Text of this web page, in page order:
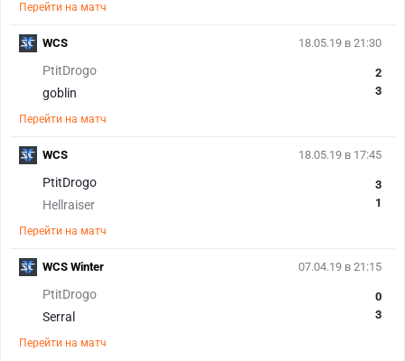
Перейти на матч
18.05.19 в 21:30
PtitDrogo
goblin
2
3
Перейти на матч
WCS
18.05.19 в 17:45
PtitDrogo
Hellraiser
3
1
Перейти на матч
WCS
07.04.19 в 21:15
PtitDrogo
Serral
0
3
Перейти на матч
WCS Winter